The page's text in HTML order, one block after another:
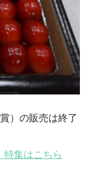
）の販売は終了
特集はこちら